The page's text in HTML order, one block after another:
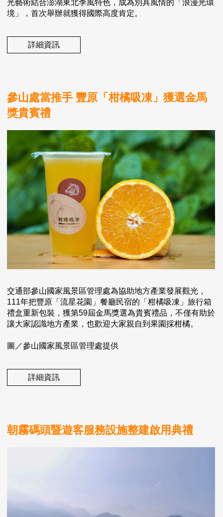
光藝術結合澎湖東北季風特色，成為別具風情的「浪漫光環
境」，首次舉辦就獲得國際高度肯定。
詳細資訊
參山處當推手 豐原「柑橘吸凍」獲選金馬
獎貴賓禮
交通部參山國家風景區管理處為協助地方產業發展觀光，
111年把豐原「流星花園」餐廳民宿的「柑橘吸凍」旅行箱
禮盒重新包裝，獲第59屆金馬獎選為貴賓禮品，不僅有助於
讓大家認識地方產業，也歡迎大家親自到果園採柑橘。
圖／參山國家風景區管理處提供
詳細資訊
朝霧碼頭暨遊客服務設施整建啟用典禮